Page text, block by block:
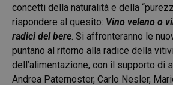
concetti della naturalità e della
rispondere al quesito: Vino veleno o
radici del bere. Si affronteranno le
puntano al ritorno alla radice della
dell’alimentazione, con il supporto di
Andrea Paternoster, Carlo Nesler,